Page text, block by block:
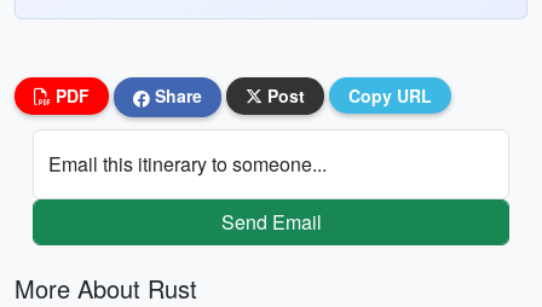
PDF Share Post Copy URL
Email this itinerary to someone...
Send Email
More About Rust